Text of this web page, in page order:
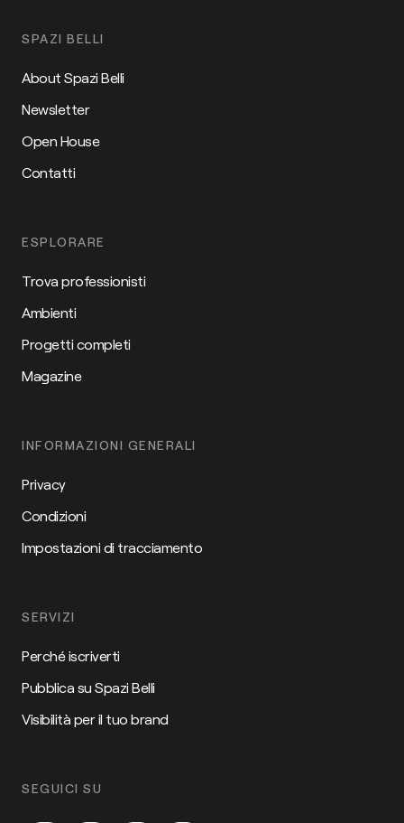
SPAZI BELLI
About Spazi Belli
Newsletter
Open House
Contatti
ESPLORARE
Trova professionisti
Ambienti
Progetti completi
Magazine
INFORMAZIONI GENERALI
Privacy
Condizioni
Impostazioni di tracciamento
SERVIZI
Perché iscriverti
Pubblica su Spazi Belli
Visibilità per il tuo brand
SEGUICI SU